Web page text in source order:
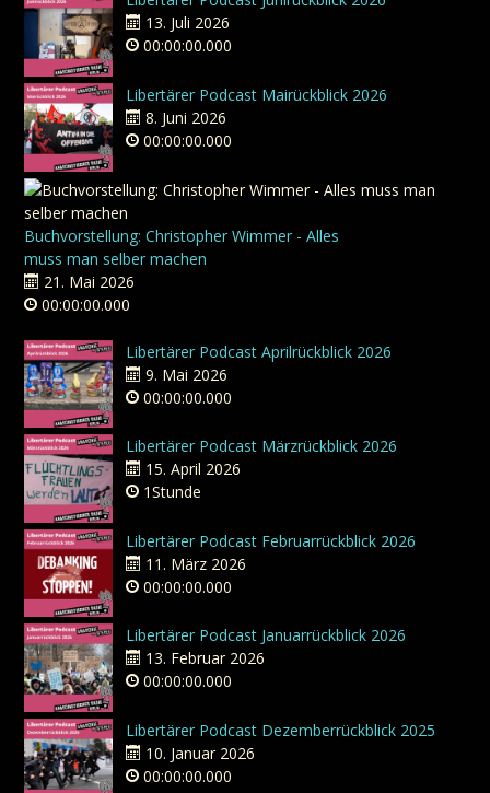
13. Juli 2026
00:00:00.000
Libertärer Podcast Mairückblick 2026
8. Juni 2026
00:00:00.000
Buchvorstellung: Christopher Wimmer - Alles
muss man selber machen
21. Mai 2026
00:00:00.000
Libertärer Podcast Aprilrückblick 2026
9. Mai 2026
00:00:00.000
Libertärer Podcast Märzrückblick 2026
15. April 2026
1Stunde
Libertärer Podcast Februarrückblick 2026
11. März 2026
00:00:00.000
Libertärer Podcast Januarrückblick 2026
13. Februar 2026
00:00:00.000
Libertärer Podcast Dezemberrückblick 2025
10. Januar 2026
00:00:00.000